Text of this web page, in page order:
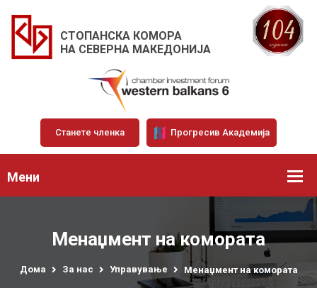
СТОПАНСКА КОМОРА
НА СЕВЕРНА МАКЕДОНИЈА
Станете членка Прогресив Академија
Мени
Менаџмент на комората
Дома За нас Управување Менаџмент на комората